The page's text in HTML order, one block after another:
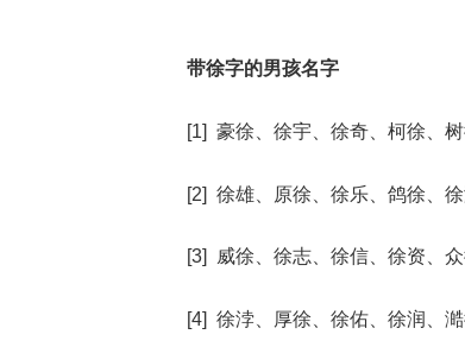
带徐字的男孩名字
[1] 豪徐、徐宇、徐奇、柯徐、
[2] 徐雄、原徐、徐乐、鸽徐、
[3] 威徐、徐志、徐信、徐资、
[4] 徐浡、厚徐、徐佑、徐润、